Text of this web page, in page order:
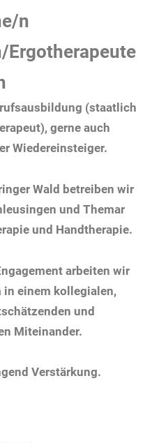
n
Ergotherapeute
(staatlich
gerne auch
Wiedereinsteiger.
Wald betreiben wir
und Themar
und Handtherapie.
arbeiten wir
in einem kollegialen,
und
Miteinander.
Verstärkung.